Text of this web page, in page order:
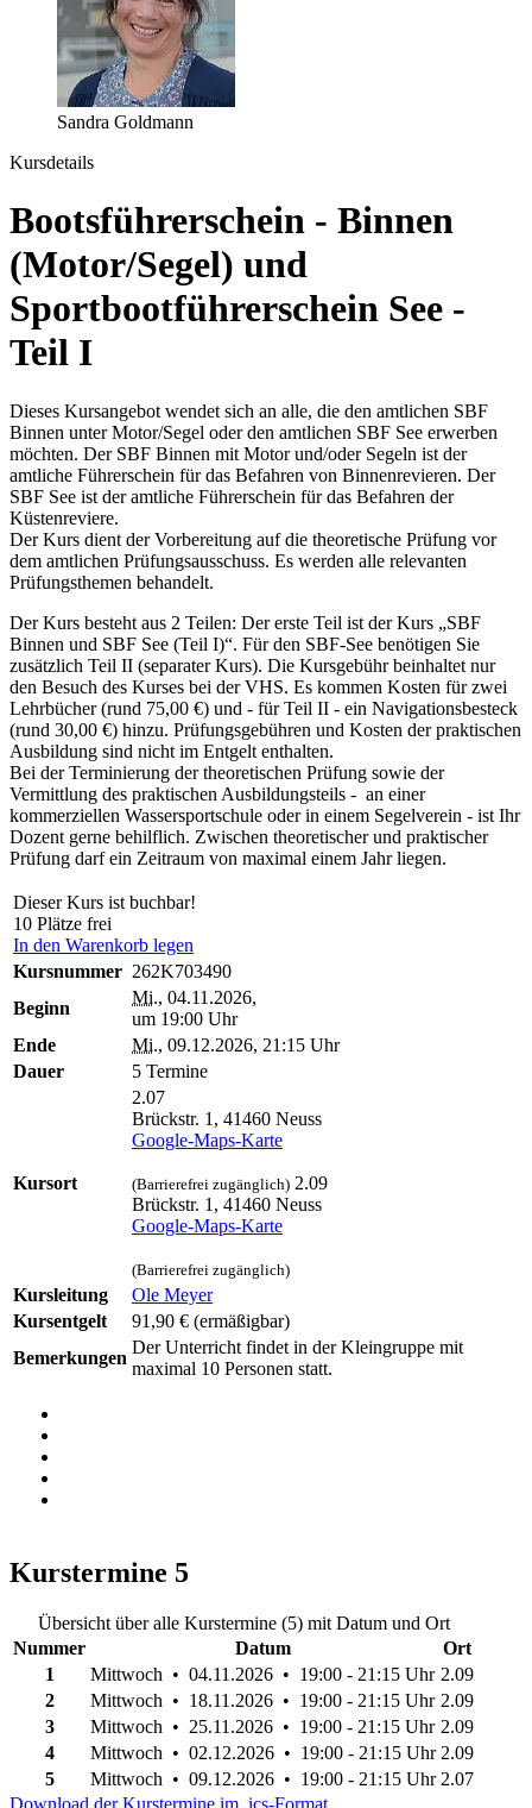
Sandra Goldmann
Kursdetails
Bootsführerschein - Binnen
(Motor/Segel) und
Sportbootführerschein See -
Teil I
Dieses Kursangebot wendet sich an alle, die den amtlichen SBF
Binnen unter Motor/Segel oder den amtlichen SBF See erwerben
möchten. Der SBF Binnen mit Motor und/oder Segeln ist der
amtliche Führerschein für das Befahren von Binnenrevieren. Der
SBF See ist der amtliche Führerschein für das Befahren der
Küstenreviere.
Der Kurs dient der Vorbereitung auf die theoretische Prüfung vor
dem amtlichen Prüfungsausschuss. Es werden alle relevanten
Prüfungsthemen behandelt.
Der Kurs besteht aus 2 Teilen: Der erste Teil ist der Kurs „SBF
Binnen und SBF See (Teil I)“. Für den SBF-See benötigen Sie
zusätzlich Teil II (separater Kurs). Die Kursgebühr beinhaltet nur
den Besuch des Kurses bei der VHS. Es kommen Kosten für zwei
Lehrbücher (rund 75,00 €) und - für Teil II - ein Navigationsbesteck
(rund 30,00 €) hinzu. Prüfungsgebühren und Kosten der praktischen
Ausbildung sind nicht im Entgelt enthalten.
Bei der Terminierung der theoretischen Prüfung sowie der
Vermittlung des praktischen Ausbildungsteils - an einer
kommerziellen Wassersportschule oder in einem Segelverein - ist Ihr
Dozent gerne behilflich. Zwischen theoretischer und praktischer
Prüfung darf ein Zeitraum von maximal einem Jahr liegen.
Dieser Kurs ist buchbar!
10 Plätze frei
In den Warenkorb legen
Kursnummer 262K703490
Beginn
Mi., 04.11.2026,
um 19:00 Uhr
Ende
Mi., 09.12.2026, 21:15 Uhr
Dauer
5 Termine
Kursort
2.07
Brückstr. 1, 41460 Neuss
Google-Maps-Karte
(Barrierefrei zugänglich) 2.09
Brückstr. 1, 41460 Neuss
Google-Maps-Karte
(Barrierefrei zugänglich)
Kursleitung
Ole Meyer
Kursentgelt
91,90 € (ermäßigbar)
Bemerkungen
Der Unterricht findet in der Kleingruppe mit
maximal 10 Personen statt.
Kurstermine 5
Übersicht über alle Kurstermine (5) mit Datum und Ort
Nummer
Datum
Ort
1
Mittwoch • 04.11.2026 • 19:00 - 21:15 Uhr 2.09
2
Mittwoch • 18.11.2026 • 19:00 - 21:15 Uhr 2.09
3
Mittwoch • 25.11.2026 • 19:00 - 21:15 Uhr 2.09
4
Mittwoch • 02.12.2026 • 19:00 - 21:15 Uhr 2.09
5
Mittwoch • 09.12.2026 • 19:00 - 21:15 Uhr 2.07
Download der Kurstermine im .ics-Format